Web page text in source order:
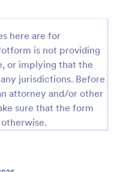
here are for
is not providing
or implying that the
jurisdictions. Before
attorney and/or other
sure that the form